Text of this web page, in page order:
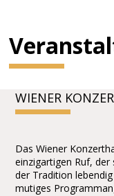
WIENER
Das Wiener
einzigartigen Ruf,
der Tradition
mutiges